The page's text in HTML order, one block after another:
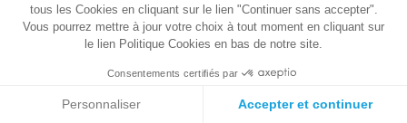
MON BLOC
DE MOUSSE
Mousse pour Coussin
Mousse pour Canapé
Mousse pour Véhicules
Mousse pour Assise
tous les Cookies en cliquant sur le lien "Continuer sans accepter".
Vous pourrez mettre à jour votre choix à tout moment en cliquant sur
le lien Politique Cookies en bas de notre site.
Consentements certifiés par
Personnaliser Accepter et continuer